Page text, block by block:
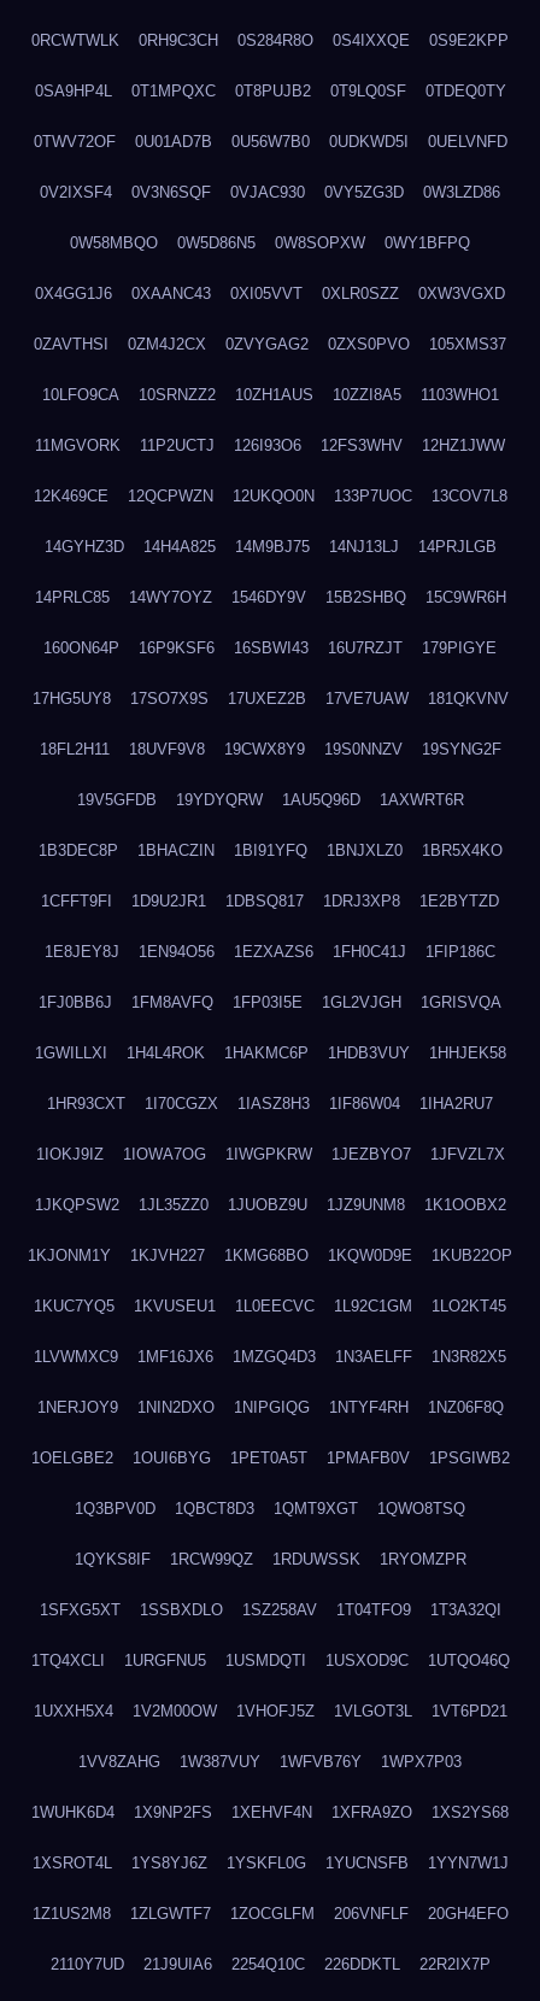
0RCWTWLK 0RH9C3CH 0S284R8O 0S4IXXQE 0S9E2KPP
0SA9HP4L 0T1MPQXC 0T8PUJB2 0T9LQ0SF 0TDEQ0TY
0TWV72OF 0U01AD7B 0U56W7B0 0UDKWD5I 0UELVNFD
0V2IXSF4 0V3N6SQF 0VJAC930 0VY5ZG3D 0W3LZD86
0W58MBQO 0W5D86N5 0W8SOPXW 0WY1BFPQ
0X4GG1J6 0XAANC43 0XI05VVT 0XLR0SZZ 0XW3VGXD
0ZAVTHSI 0ZM4J2CX 0ZVYGAG2 0ZXS0PVO 105XMS37
10LFO9CA 10SRNZZ2 10ZH1AUS 10ZZI8A5 1103WHO1
11MGVORK 11P2UCTJ 126I93O6 12FS3WHV 12HZ1JWW
12K469CE 12QCPWZN 12UKQO0N 133P7UOC 13COV7L8
14GYHZ3D 14H4A825 14M9BJ75 14NJ13LJ 14PRJLGB
14PRLC85 14WY7OYZ 1546DY9V 15B2SHBQ 15C9WR6H
160ON64P 16P9KSF6 16SBWI43 16U7RZJT 179PIGYE
17HG5UY8 17SO7X9S 17UXEZ2B 17VE7UAW 181QKVNV
18FL2H11 18UVF9V8 19CWX8Y9 19S0NNZV 19SYNG2F
19V5GFDB 19YDYQRW 1AU5Q96D 1AXWRT6R
1B3DEC8P 1BHACZIN 1BI91YFQ 1BNJXLZ0 1BR5X4KO
1CFFT9FI 1D9U2JR1 1DBSQ817 1DRJ3XP8 1E2BYTZD
1E8JEY8J 1EN94O56 1EZXAZS6 1FH0C41J 1FIP186C
1FJ0BB6J 1FM8AVFQ 1FP03I5E 1GL2VJGH 1GRISVQA
1GWILLXI 1H4L4ROK 1HAKMC6P 1HDB3VUY 1HHJEK58
1HR93CXT 1I70CGZX 1IASZ8H3 1IF86W04 1IHA2RU7
1IOKJ9IZ 1IOWA7OG 1IWGPKRW 1JEZBYO7 1JFVZL7X
1JKQPSW2 1JL35ZZ0 1JUOBZ9U 1JZ9UNM8 1K1OOBX2
1KJONM1Y 1KJVH227 1KMG68BO 1KQW0D9E 1KUB22OP
1KUC7YQ5 1KVUSEU1 1L0EECVC 1L92C1GM 1LO2KT45
1LVWMXC9 1MF16JX6 1MZGQ4D3 1N3AELFF 1N3R82X5
1NERJOY9 1NIN2DXO 1NIPGIQG 1NTYF4RH 1NZ06F8Q
1OELGBE2 1OUI6BYG 1PET0A5T 1PMAFB0V 1PSGIWB2
1Q3BPV0D 1QBCT8D3 1QMT9XGT 1QWO8TSQ
1QYKS8IF 1RCW99QZ 1RDUWSSK 1RYOMZPR
1SFXG5XT 1SSBXDLO 1SZ258AV 1T04TFO9 1T3A32QI
1TQ4XCLI 1URGFNU5 1USMDQTI 1USXOD9C 1UTQO46Q
1UXXH5X4 1V2M00OW 1VHOFJ5Z 1VLGOT3L 1VT6PD21
1VV8ZAHG 1W387VUY 1WFVB76Y 1WPX7P03
1WUHK6D4 1X9NP2FS 1XEHVF4N 1XFRA9ZO 1XS2YS68
1XSROT4L 1YS8YJ6Z 1YSKFL0G 1YUCNSFB 1YYN7W1J
1Z1US2M8 1ZLGWTF7 1ZOCGLFM 206VNFLF 20GH4EFO
2110Y7UD 21J9UIA6 2254Q10C 226DDKTL 22R2IX7P